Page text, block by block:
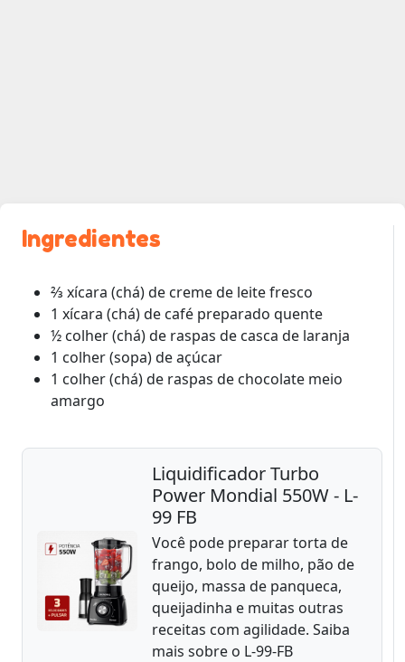
Ingredientes
⅔ xícara (chá) de creme de leite fresco
1 xícara (chá) de café preparado quente
½ colher (chá) de raspas de casca de laranja
1 colher (sopa) de açúcar
1 colher (chá) de raspas de chocolate meio
amargo
Liquidificador Turbo
Power Mondial 550W - L-
99 FB
Você pode preparar torta de
frango, bolo de milho, pão de
queijo, massa de panqueca,
queijadinha e muitas outras
receitas com agilidade. Saiba
mais sobre o L-99-FB